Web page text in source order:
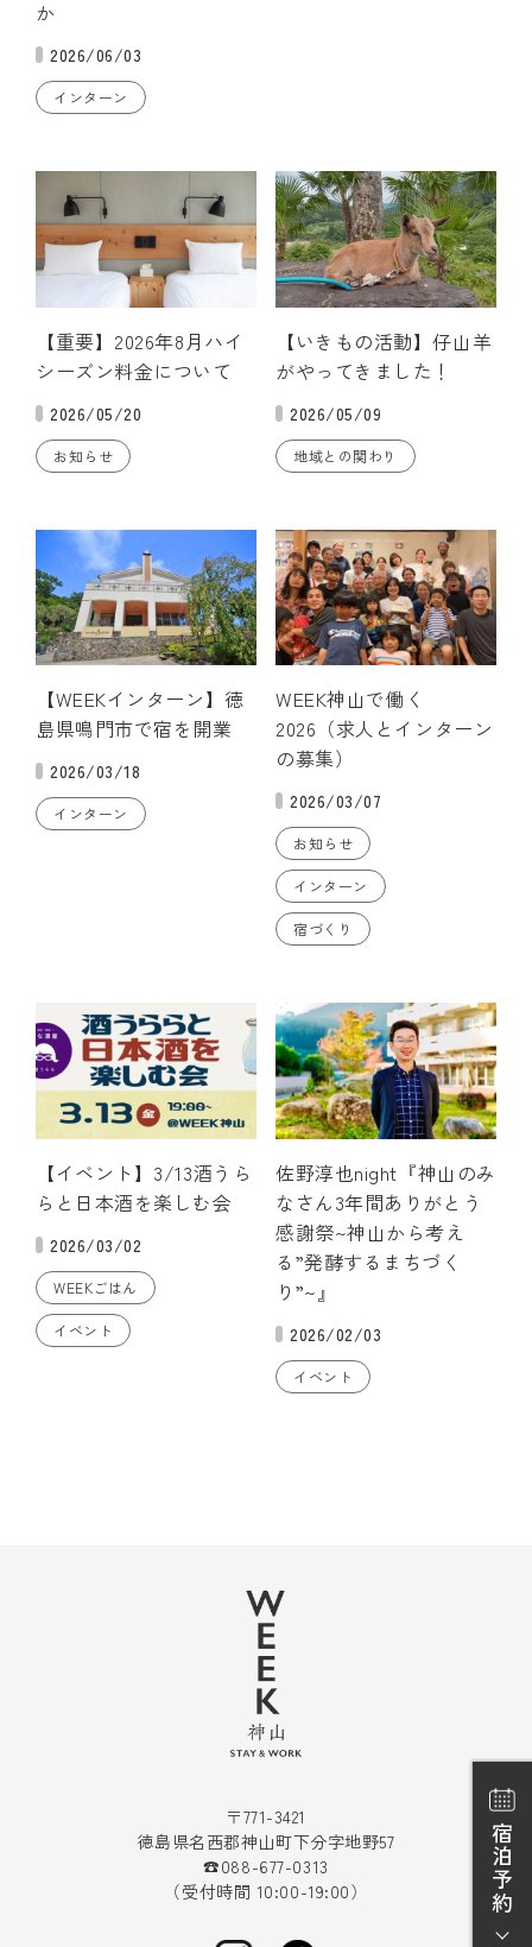
か
2026/06/03
インターン
【重要】2026年8月ハイ
シーズン料金について
2026/05/20
お知らせ
【いきもの活動】仔山羊
がやってきました！
2026/05/09
地域との関わり
【WEEKインターン】徳
島県鳴門市で宿を開業
2026/03/18
インターン
WEEK神山で働く
2026（求人とインターン
の募集）
2026/03/07
お知らせ
インターン
宿づくり
【イベント】3/13酒うら
らと日本酒を楽しむ会
2026/03/02
WEEKごはん
イベント
佐野淳也night『神山のみ
なさん3年間ありがとう
感謝祭~神山から考え
る”発酵するまちづく
り”~』
2026/02/03
イベント
〒771-3421
徳島県名西郡神山町下分字地野57
☎088-677-0313
（受付時間 10:00-19:00）
宿泊予約